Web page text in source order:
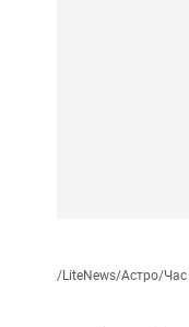
/LiteNews/Астро/Час